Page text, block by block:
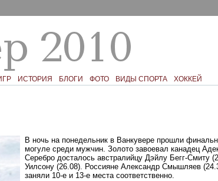
ИСТОРИЯ БЛОГИ ФОТО ВИДЫ СПОРТА ХОККЕЙ
В ночь на понедельник в Ванкувере прошли
могуле среди мужчин. Золото завоевал канадец
Серебро досталось австралийцу Дэйлу Бегг-Смиту
Уилсону (26.08). Россияне Александр Смышляев
заняли 10-е и 13-е места соответственно.